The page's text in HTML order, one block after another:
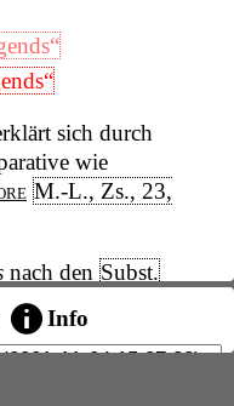
sich durch
wie
M.-L., Zs., 23,
nach den Subst.
unwahrscheinlich
Formen
zulat. alium
Info